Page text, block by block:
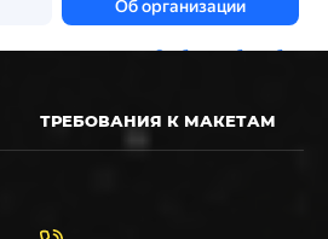
ТРЕБОВАНИЯ К МАКЕТАМ